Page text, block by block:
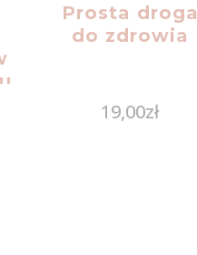
Prosta droga
do zdrowia
19,00zł